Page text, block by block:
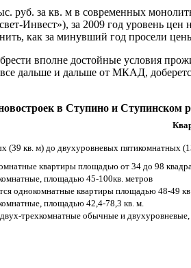
руб. за кв. м в современных
Инвест»), за 2009 год уровень
как за минувший год просели
вполне достойные условия
дальше и дальше от МКАД,
в Ступино и Ступинском
(39 кв. м) до двухуровневых пятикомнатных
квартиры площадью от 34 до 98
площадью 45-100кв. метров
однокомнатные квартиры площадью 48-49
площадью 42,4-78,3 кв. м.
трехкомнатные обычные и